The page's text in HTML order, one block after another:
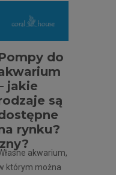
do
jakie
są
rynku?
akwarium,
którym można